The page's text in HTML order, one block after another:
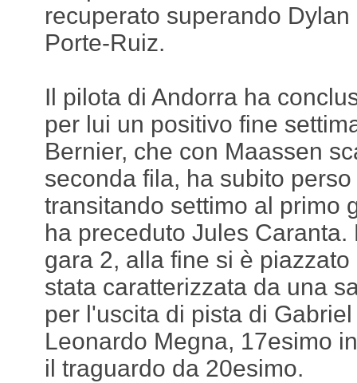
recuperato superando
Porte-Ruiz.
Il pilota di Andorra ha
per lui un positivo fine
Bernier, che con Maassen
seconda fila, ha subito
transitando settimo al primo
ha preceduto Jules
gara 2, alla fine si è
stata caratterizzata da una
per l'uscita di pista di
Leonardo Megna, 17esimo
il traguardo da 20esimo.